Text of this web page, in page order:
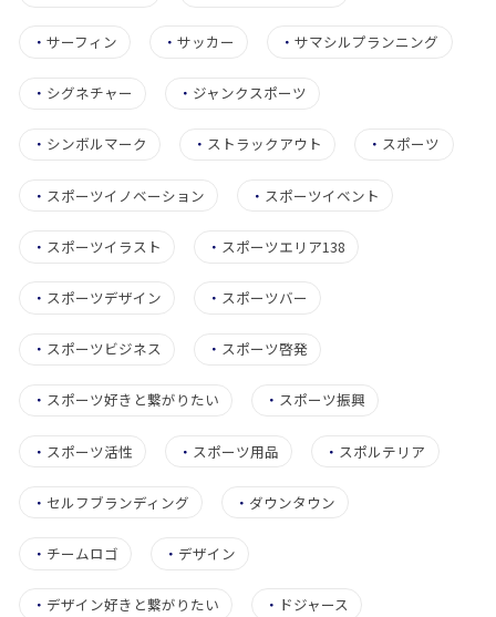
・ サーフィン ・サッカー ・サマシルプランニング
・ シグネチャー ・ ジャンクスポーツ
・ シンボルマーク ・ ストラックアウト ・ スポーツ
・ スポーツイノベーション ・ スポーツイベント
・ スポーツイラスト ・ スポーツエリア138
・ スポーツデザイン ・ スポーツバー
・ スポーツビジネス ・ スポーツ啓発
・ スポーツ好きと繋がりたい ・ スポーツ振興
・ スポーツ活性 ・ スポーツ用品 ・ スポルテリア
・ セルフブランディング ・ ダウンタウン
・ チームロゴ ・ デザイン
・ デザイン好きと繋がりたい ・ ドジャース